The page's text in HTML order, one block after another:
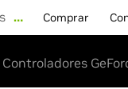
… Comprar
Controladores